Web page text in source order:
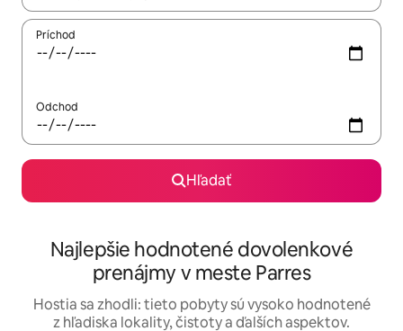
Príchod
Odchod
Hľadať
Najlepšie hodnotené dovolenkové
prenájmy v meste Parres
Hostia sa zhodli: tieto pobyty sú vysoko hodnotené
z hľadiska lokality, čistoty a ďalších aspektov.